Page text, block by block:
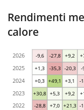
Rendimenti
calore
-28,8 +7,0 +21,3 -
+30,8 +5,3 +9,2
+0,3 +49,1 +3,1 -
+1,3 -35,3 -20,3 -
-9,6 -27,8 +9,2
2022
2023
2024
2025
2026